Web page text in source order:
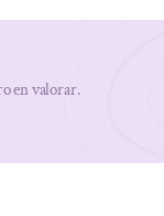
en valorar.